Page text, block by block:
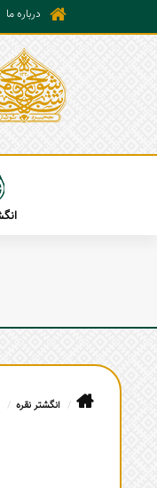
درباره ما
انگشتر نقره